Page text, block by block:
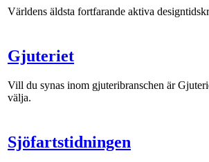
Världens äldsta fortfarande aktiva
Gjuteriet
Vill du synas inom gjuteribranschen är
välja.
Sjöfartstidningen